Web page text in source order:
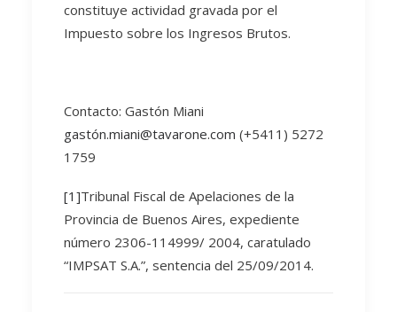
constituye actividad gravada por el
Impuesto sobre los Ingresos Brutos.
Contacto: Gastón Miani
gastón.miani@tavarone.com (+5411) 5272
1759
[1]Tribunal Fiscal de Apelaciones de la
Provincia de Buenos Aires, expediente
número 2306-114999/ 2004, caratulado
“IMPSAT S.A.”, sentencia del 25/09/2014.